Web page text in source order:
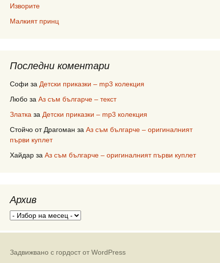
Изворите
Малкият принц
Последни коментари
Софи за Детски приказки – mp3 колекция
Любо за Аз съм българче – текст
Златка за Детски приказки – mp3 колекция
Стойчо от Драгоман за Аз съм българче – оригиналният
първи куплет
Хайдар за Аз съм българче – оригиналният първи куплет
Архив
Архив
Задвижвано с гордост от WordPress